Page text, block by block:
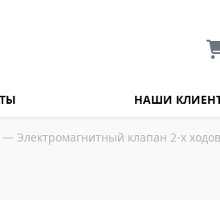
НАШИ
— Электромагнитный клапан 2-х